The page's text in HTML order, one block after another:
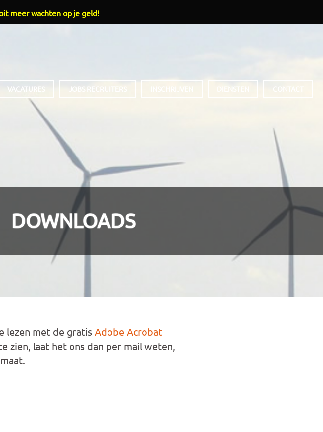
VACATURES JOBS RECRUITERS INSCHRIJVEN
DOWNLOADS
lezen met de gratis Adobe Acrobat
zien, laat het ons dan per mail weten,
meer wachten op je geld!